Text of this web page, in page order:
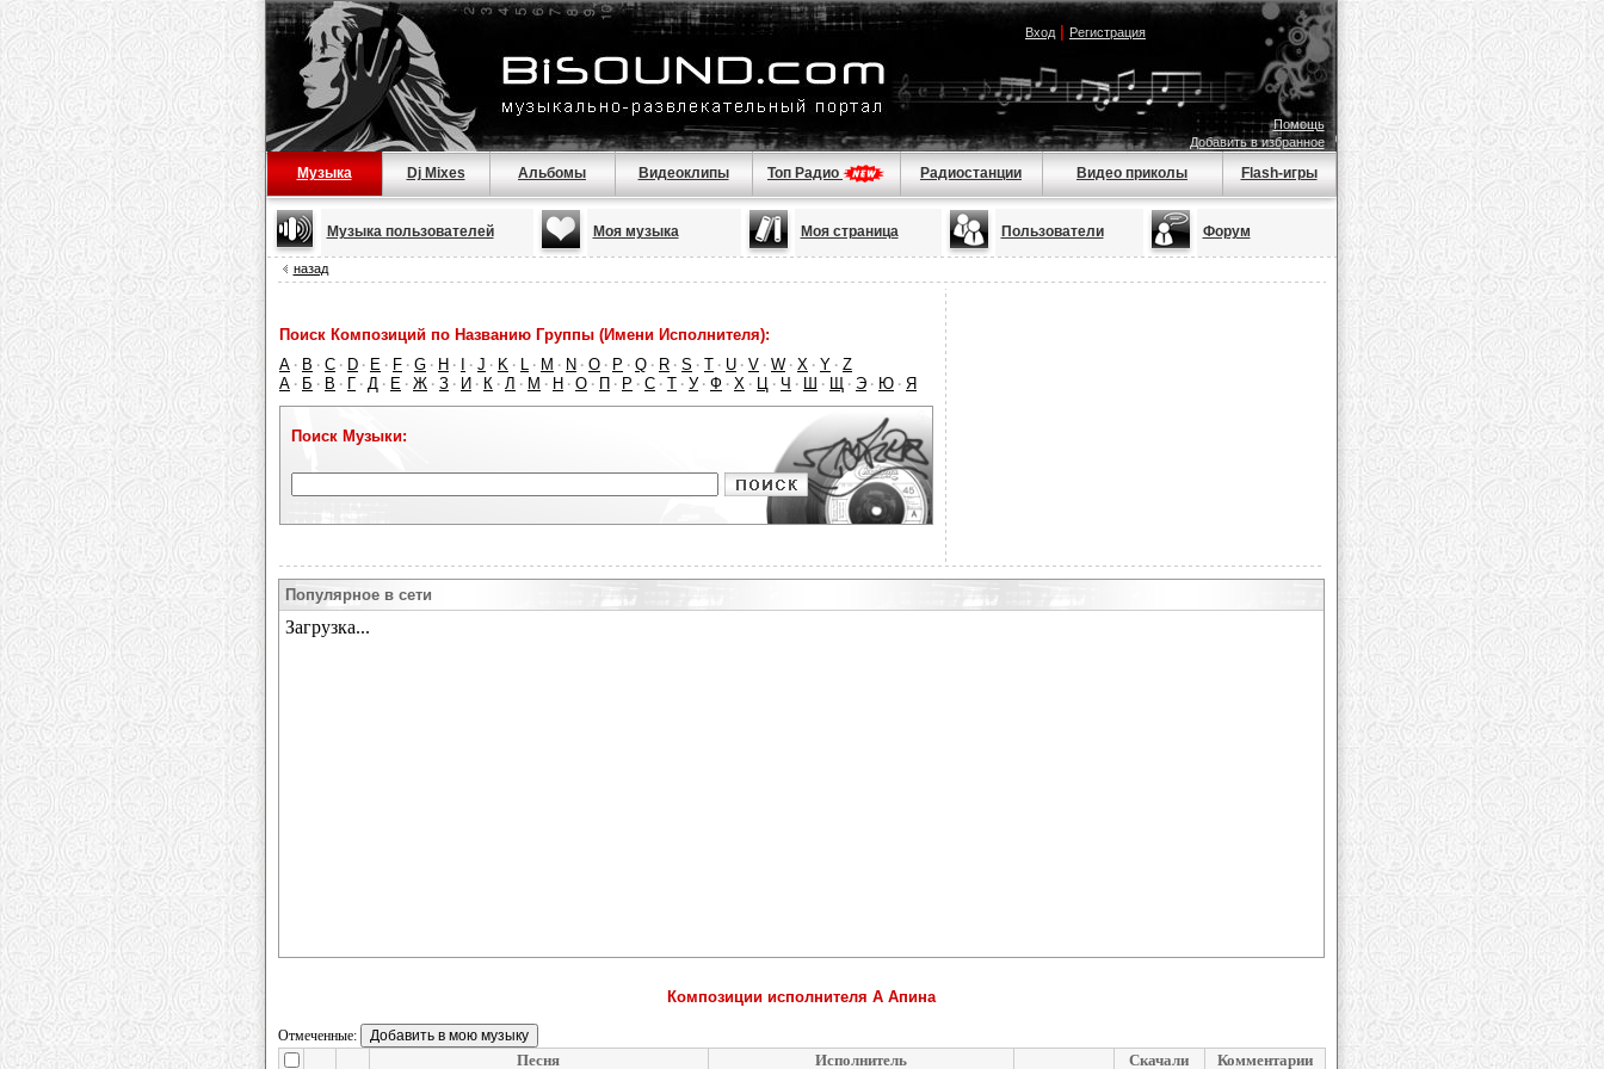
Вход| Регистрация
Помощь
Добавить в избранное
Музыка Dj Mixes Альбомы Видеоклипы Топ Радио Радиостанции Видео приколы Flash-игры
Музыка пользователей Моя музыка Моя страница Пользователи Форум
назад
Поиск Композиций по Названию Группы (Имени Исполнителя):
A · B · C · D · E · F · G · H · · J · K · L · M · N · O · P · Q · R · S · T · U · V · W · X · Y · Z
А · Б · В · Г · Д · Е · Ж · З · И · К · Л · М · Н · О · П · Р · С · Т · У · Ф · Х · Ц · Ч · Ш · Щ · Э · Ю · Я
Поиск Музыки:
Популярное в сети
Композиции исполнителя А Апина
Отмеченные:
Песня Исполнитель Скачали Комментарии